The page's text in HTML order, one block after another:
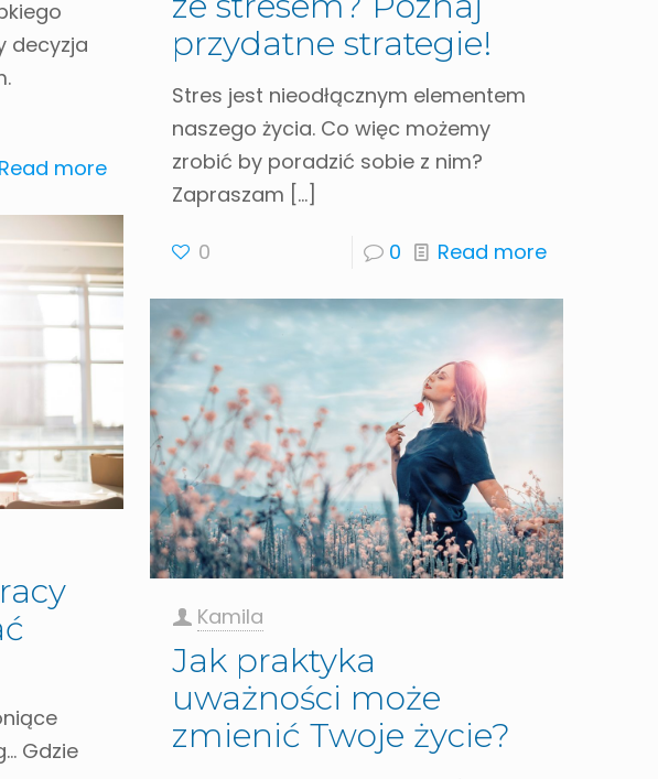
decyzja
Read more
przydatne strategie!
Stres jest nieodłącznym elementem
naszego życia. Co więc możemy
zrobić by poradzić sobie z nim?
Zapraszam […]
0 0 Read more
Gdzie
Kamila
Jak praktyka
uważności może
zmienić Twoje życie?